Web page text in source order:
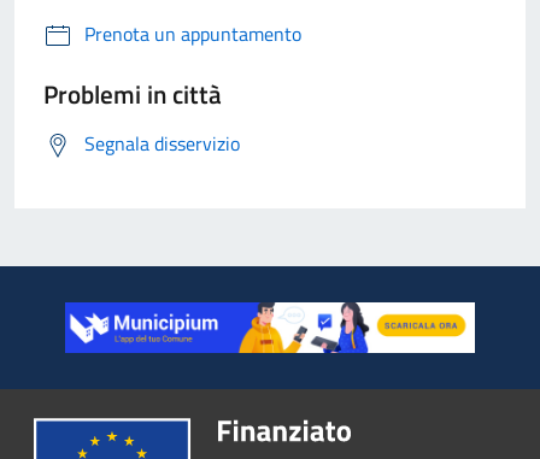
Prenota un appuntamento
Problemi in città
Segnala disservizio